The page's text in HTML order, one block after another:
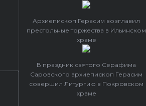
Архиепископ Герасим возглавил
престольные торжества в Ильинском
храме
В праздник святого Серафима
Саровского архиепископ Герасим
совершил Литургию в Покровском
храме